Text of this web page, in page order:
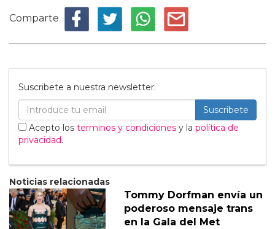
Comparte
Suscribete a nuestra newsletter:
Suscribete
Acepto los terminos y condiciones y la política de
privacidad.
Noticias relacionadas
Tommy Dorfman envía un
poderoso mensaje trans
en la Gala del Met